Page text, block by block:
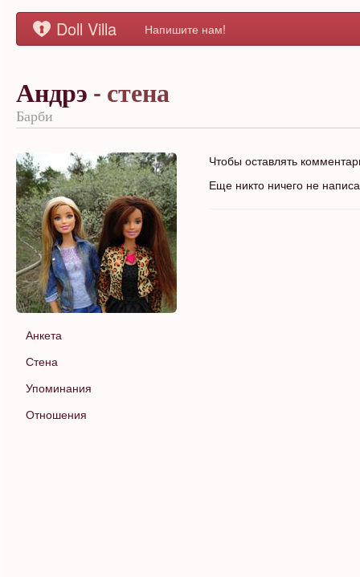
Doll Villa Напишите нам!
Андрэ - стена
Барби
Анкета
Стена
Упоминания
Отношения
Чтобы оставлять
Еще никто ничего не